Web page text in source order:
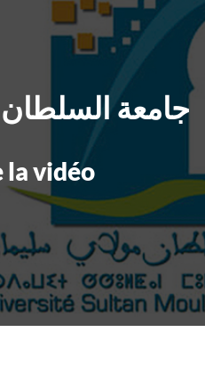
جامعة
la vidéo